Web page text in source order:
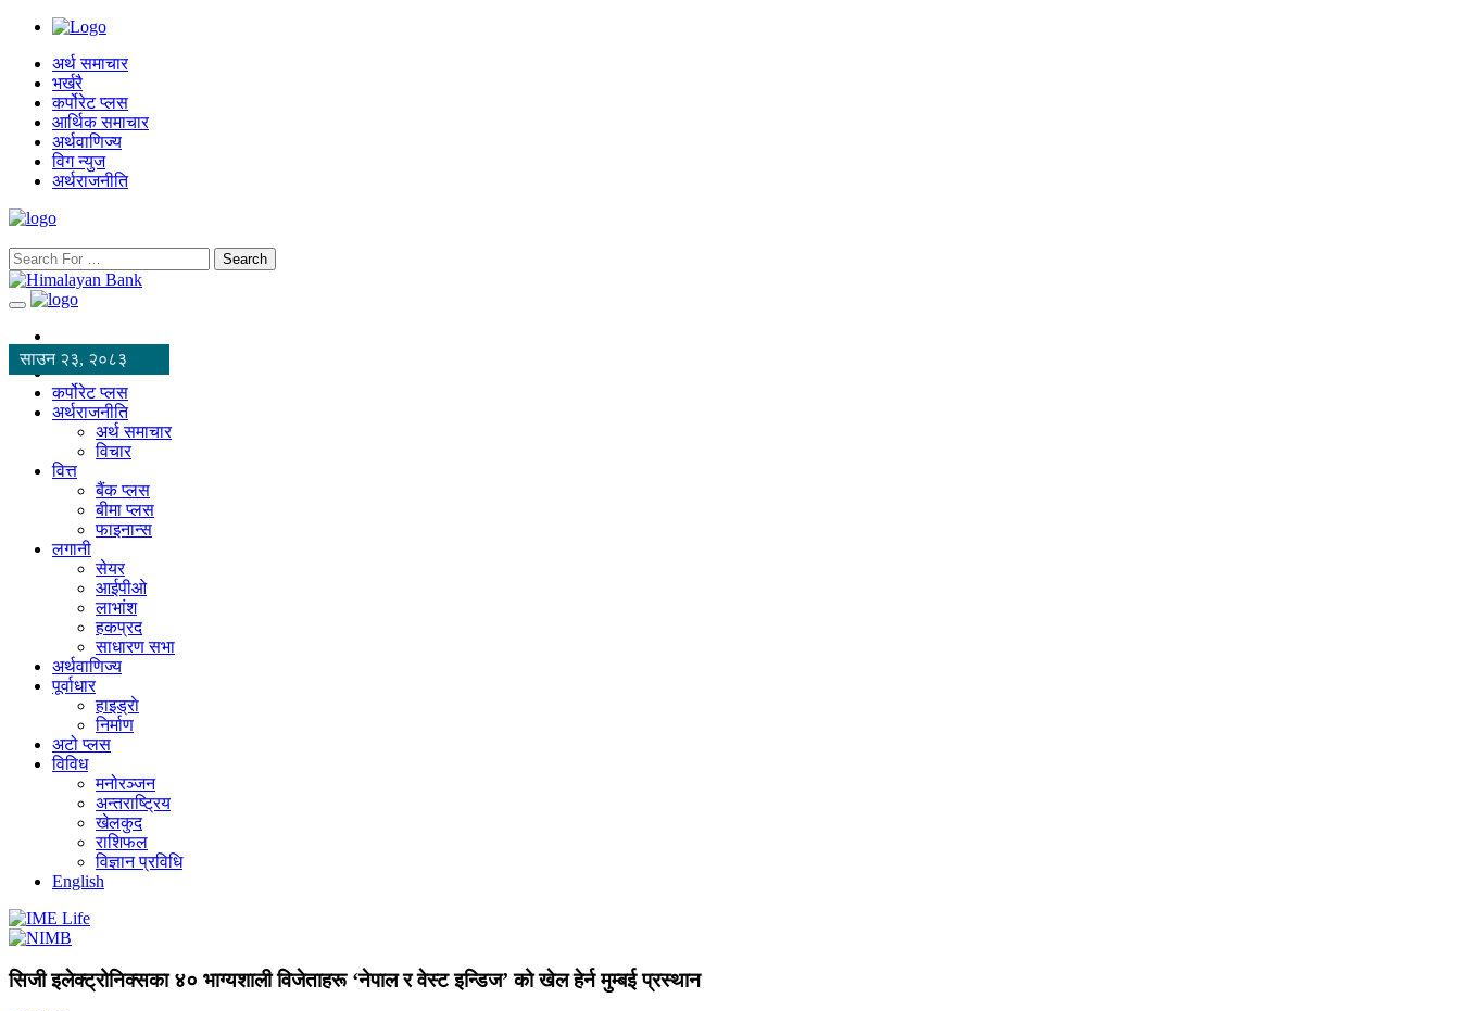
अर्थ समाचार
भर्खरै
कर्पोरेट प्लस
आर्थिक समाचार
अर्थवाणिज्य
विग न्युज
अर्थराजनीति
Search
साउन २३, २०८३
कर्पोरेट प्लस
अर्थराजनीति
अर्थ समाचार
विचार
वित्त
बैंक प्लस
बीमा प्लस
फाइनान्स
लगानी
सेयर
आईपीओ
लाभांश
हकप्रद
साधारण सभा
अर्थवाणिज्य
पूर्वाधार
हाइड्राे
निर्माण
अटो प्लस
विविध
मनोरञ्जन
अन्तराष्ट्रिय
खेलकुद
राशिफल
विज्ञान प्रविधि
English
सिजी इलेक्ट्रोनिक्सका ४० भाग्यशाली विजेताहरू ‘नेपाल र वेस्ट इन्डिज’ को खेल हेर्न मुम्बई प्रस्थान